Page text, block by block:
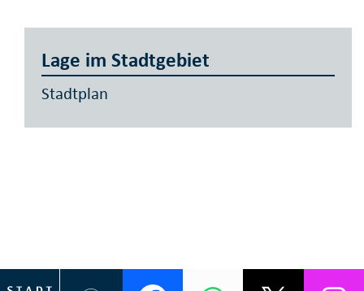
Lage im Stadtgebiet
Stadtplan